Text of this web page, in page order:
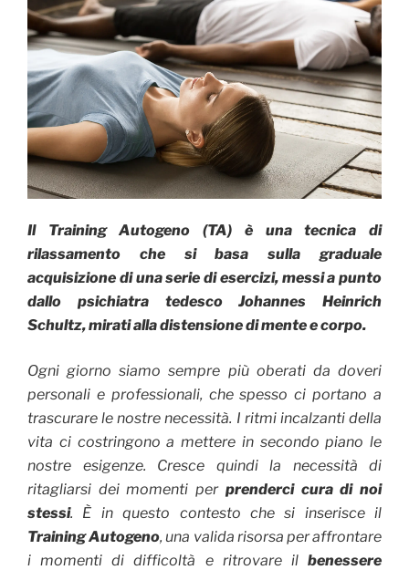
Il Training Autogeno (TA) è una tecnica di
rilassamento che si basa sulla graduale
acquisizione di una serie di esercizi, messi a punto
dallo psichiatra tedesco Johannes Heinrich
Schultz, mirati alla distensione di mente e corpo.
Ogni giorno siamo sempre più oberati da doveri
personali e professionali, che spesso ci portano a
trascurare le nostre necessità. I ritmi incalzanti della
vita ci costringono a mettere in secondo piano le
nostre esigenze. Cresce quindi la necessità di
ritagliarsi dei momenti per prenderci cura di noi
stessi. È in questo contesto che si inserisce il
Training Autogeno, una valida risorsa per affrontare
i momenti di difficoltà e ritrovare il benessere